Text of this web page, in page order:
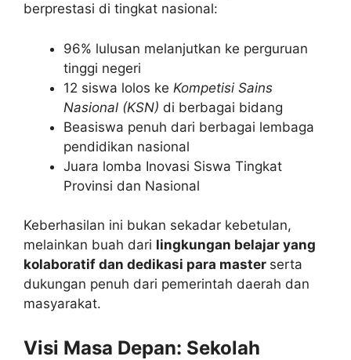
berprestasi di tingkat nasional:
96% lulusan melanjutkan ke perguruan
tinggi negeri
12 siswa lolos ke Kompetisi Sains
Nasional (KSN) di berbagai bidang
Beasiswa penuh dari berbagai lembaga
pendidikan nasional
Juara lomba Inovasi Siswa Tingkat
Provinsi dan Nasional
Keberhasilan ini bukan sekadar kebetulan,
melainkan buah dari lingkungan belajar yang
kolaboratif dan dedikasi para master serta
dukungan penuh dari pemerintah daerah dan
masyarakat.
Visi Masa Depan: Sekolah